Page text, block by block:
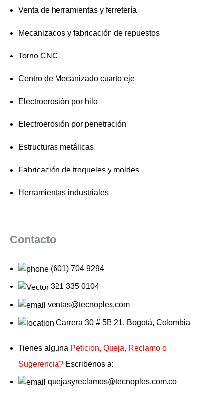
Venta de herramientas y ferretería
Mecanizados y fabricación de repuestos
Torno CNC
Centro de Mecanizado cuarto eje
Electroerosión por hilo
Electroerosión por penetración
Estructuras metálicas
Fabricación de troqueles y moldes
Herramientas industriales
Contacto
(601) 704 9294
321 335 0104
ventas@tecnoples.com
Carrera 30 # 5B 21. Bogotá, Colombia
Tienes alguna Peticion, Queja, Reclamo o
Sugerencia? Escribenos a:
quejasyreclamos@tecnoples.com.co